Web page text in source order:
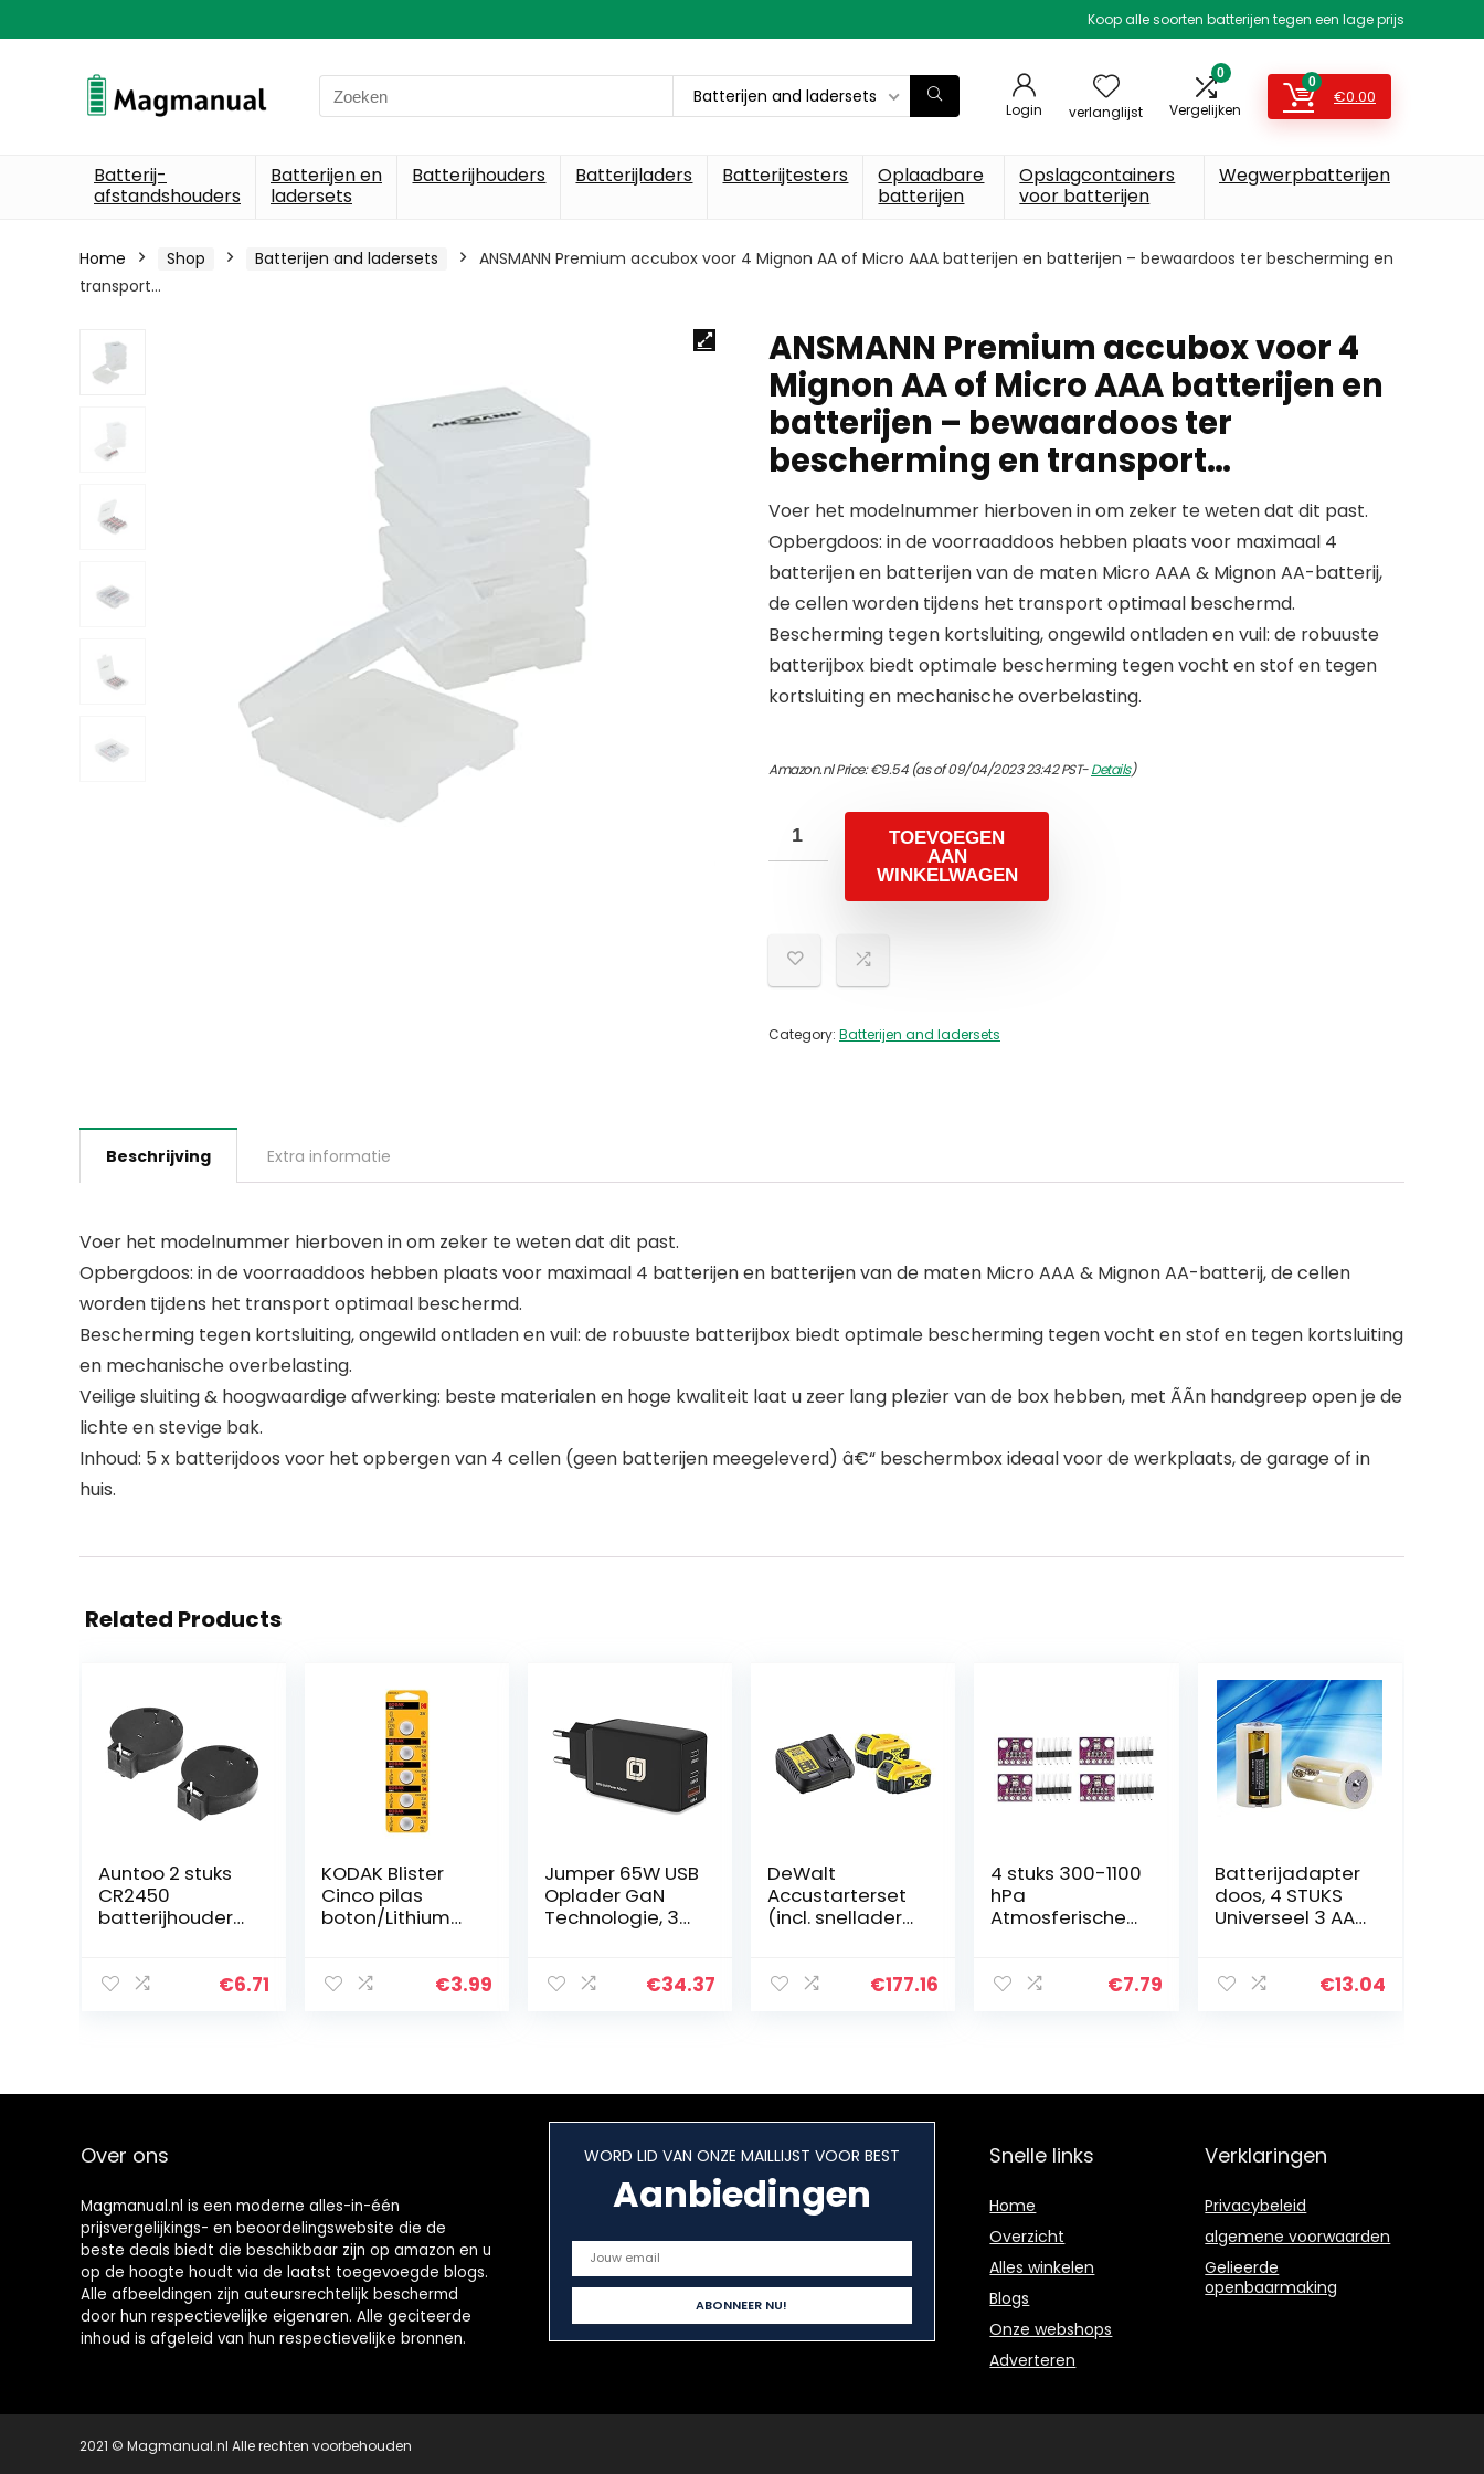
Koop alle soorten batterijen tegen een lage prijs
Search
for:
Batterijen and ladersets
Login verlanglijst
0
Vergelijken
0
€0.00
Batterij-
afstandshouders
Batterijen en
ladersets
Batterijhouders Batterijladers Batterijtesters
Oplaadbare
batterijen
Opslagcontainers
voor batterijen
Wegwerpbatterijen
Home Shop Batterijen and ladersets
ANSMANN Premium accubox voor 4 Mignon AA of Micro AAA batterijen en batterijen – bewaardoos ter bescherming en
transport…
ANSMANN Premium accubox voor 4
Mignon AA of Micro AAA batterijen en
batterijen – bewaardoos ter
bescherming en transport…
Voer het modelnummer hierboven in om zeker te weten dat dit past.
Opbergdoos: in de voorraaddoos hebben plaats voor maximaal 4
batterijen en batterijen van de maten Micro AAA & Mignon AA-batterij,
de cellen worden tijdens het transport optimaal beschermd.
Bescherming tegen kortsluiting, ongewild ontladen en vuil: de robuuste
batterijbox biedt optimale bescherming tegen vocht en stof en tegen
kortsluiting en mechanische overbelasting.
Amazon.nl Price:€9.54(as of 09/04/2023 23:42 PST-Details)
TOEVOEGEN
AAN
WINKELWAGEN
Category: Batterijen and ladersets
Beschrijving Extra informatie
Voer het modelnummer hierboven in om zeker te weten dat dit past.
Opbergdoos: in de voorraaddoos hebben plaats voor maximaal 4 batterijen en batterijen van de maten Micro AAA & Mignon AA-batterij, de cellen
worden tijdens het transport optimaal beschermd.
Bescherming tegen kortsluiting, ongewild ontladen en vuil: de robuuste batterijbox biedt optimale bescherming tegen vocht en stof en tegen kortsluiting
en mechanische overbelasting.
Veilige sluiting & hoogwaardige afwerking: beste materialen en hoge kwaliteit laat u zeer lang plezier van de box hebben, met ÃÃn handgreep open je de
lichte en stevige bak.
Inhoud: 5 x batterijdoos voor het opbergen van 4 cellen (geen batterijen meegeleverd) â€“ beschermbox ideaal voor de werkplaats, de garage of in
huis.
Related Products
Auntoo 2 stuks
CR2450
batterijhouder
€6.71
KODAK Blister
Cinco pilas
boton/Lithium
stuks
€3.99
Jumper 65W USB
Oplader GaN
Technologie, 3-
C-
€34.37
DeWalt
Accustarterset
(incl. snellader
geheugeneffect
€177.16
4 stuks 300-1100
hPa
Atmosferische
Elektronische€7.79
Batterijadapter
doos, 4 STUKS
Universeel 3 AA
batterijomvorm
€13.04
Over ons
Magmanual.nl is een moderne alles-in-één
prijsvergelijkings- en beoordelingswebsite die de
beste deals biedt die beschikbaar zijn op amazon en u
op de hoogte houdt via de laatst toegevoegde blogs.
Alle afbeeldingen zijn auteursrechtelijk beschermd
door hun respectievelijke eigenaren. Alle geciteerde
inhoud is afgeleid van hun respectievelijke bronnen.
WORD LID VAN ONZE MAILLIJST VOOR BEST
Aanbiedingen
Snelle links
Home
Overzicht
Alles winkelen
Blogs
Onze webshops
Adverteren
Verklaringen
Privacybeleid
algemene voorwaarden
Gelieerde
openbaarmaking
2021 © Magmanual.nl Alle rechten voorbehouden